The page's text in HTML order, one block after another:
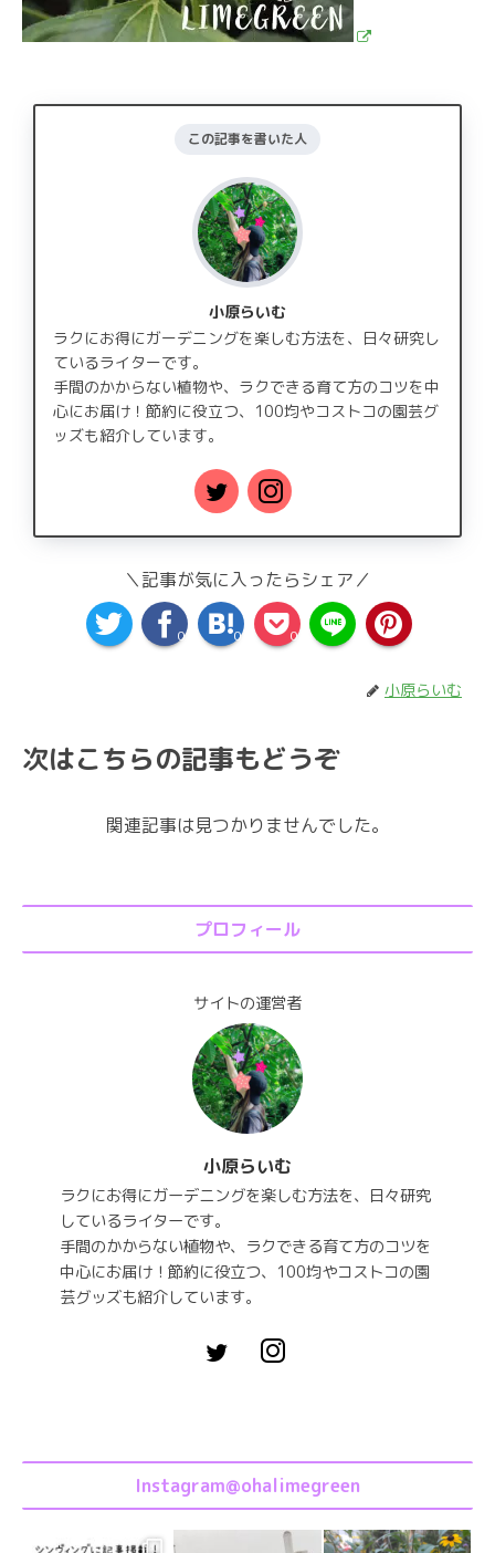
この記事を書いた人
小原らいむ
ラクにお得にガーデニングを楽しむ方法を、日々研究し
ているライターです。
手間のかからない植物や、ラクできる育て方のコツを中
心にお届け！節約に役立つ、100均やコストコの園芸グ
ッズも紹介しています。
＼記事が気に入ったらシェア／
0 0 0
小原らいむ
次はこちらの記事もどうぞ
関連記事は見つかりませんでした。
プロフィール
サイトの運営者
小原らいむ
ラクにお得にガーデニングを楽しむ方法を、日々研究
しているライターです。
手間のかからない植物や、ラクできる育て方のコツを
中心にお届け！節約に役立つ、100均やコストコの園
芸グッズも紹介しています。
Instagram@ohalimegreen